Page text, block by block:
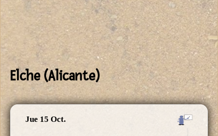
Elche (Alicante)
Jue 15 Oct.